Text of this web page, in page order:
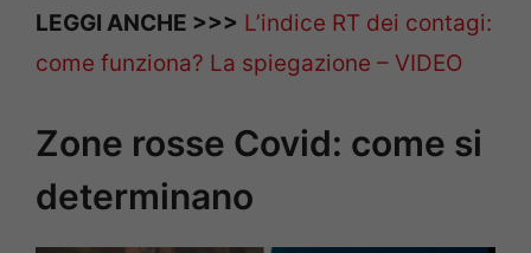
LEGGI ANCHE >>> L’indice RT dei contagi:
come funziona? La spiegazione – VIDEO
Zone rosse Covid: come si
determinano